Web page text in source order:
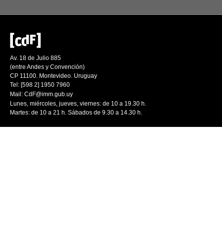
Av. 18 de Julio 885
(entre Andes y Convención)
CP 11100. Montevideo. Uruguay
Tel: [598 2] 1950 7960
Mail: CdF@imm.gub.uy
Lunes, miércoles, jueves, viernes: de 10 a 19.30 h.
Martes: de 10 a 21 h. Sábados de 9.30 a 14.30 h.